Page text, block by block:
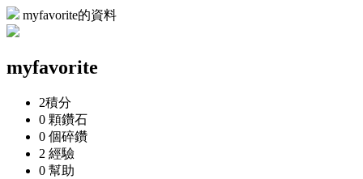
myfavorite的資料
myfavorite
2積分
0 顆鑽石
0 個碎鑽
2 經驗
0 幫助